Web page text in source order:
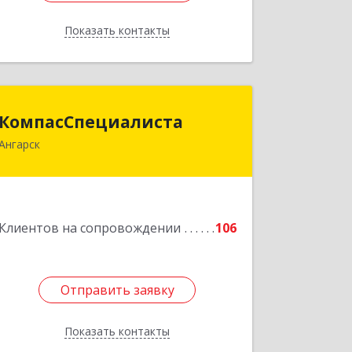
Показать контакты
Назад
КомпасСпециалиста
Клиентов на сопровождении 106
Отправить заявку
Показать контакты
665826, Иркутская обл, Ангарск г, 12А
Отправить заявку
Назад